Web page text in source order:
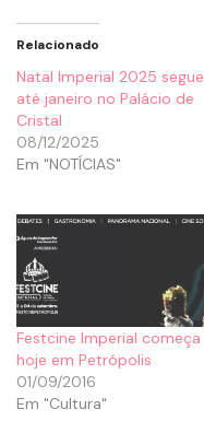
Relacionado
Natal Imperial 2025 segue
até janeiro no Palácio de
Cristal
08/12/2025
Em "NOTÍCIAS"
Festcine Imperial começa
hoje em Petrópolis
01/09/2016
Em "Cultura"